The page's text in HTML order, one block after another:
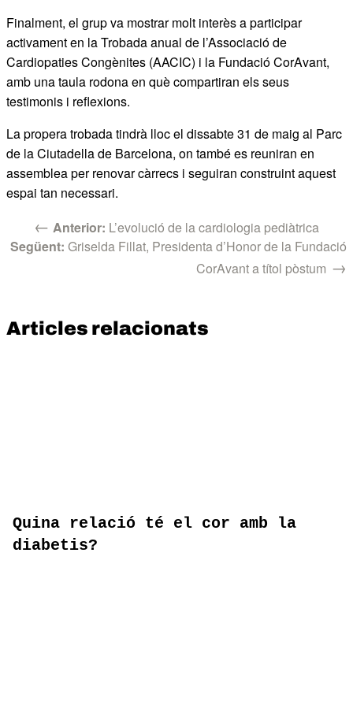
Finalment, el grup va mostrar molt interès a participar
activament en la Trobada anual de l’Associació de
Cardiopaties Congènites (AACIC) i la Fundació CorAvant,
amb una taula rodona en què compartiran els seus
testimonis i reflexions.
La propera trobada tindrà lloc el dissabte 31 de maig al Parc
de la Ciutadella de Barcelona, on també es reuniran en
assemblea per renovar càrrecs i seguiran construint aquest
espai tan necessari.
← Anterior: L’evolució de la cardiologia pediàtrica
Següent: Griselda Fillat, Presidenta d’Honor de la Fundació
CorAvant a títol pòstum →
Articles relacionats
Quina relació té el cor amb la
diabetis?